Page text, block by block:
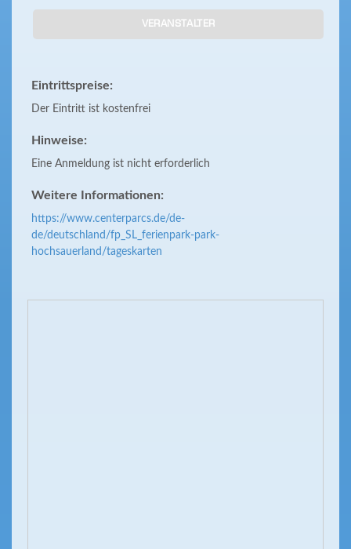
VERANSTALTER
Eintrittspreise:
Der Eintritt ist kostenfrei
Hinweise:
Eine Anmeldung ist nicht erforderlich
Weitere Informationen:
https://www.centerparcs.de/de-
de/deutschland/fp_SL_ferienpark-park-
hochsauerland/tageskarten